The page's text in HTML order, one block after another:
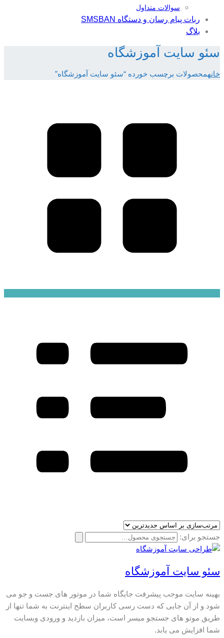
سوالات متداول
ربات پیام رسان و دستگاه SMSBAN
بلاگ
سئو سایت آموزشگاه
خانهمحصولات برچسب خورده “سئو سایت آموزشگاه”
جستجو برای:
سئو سایت آموزشگاه
بهینه سایت موجب پیشرفت جایگاه شما در موتور های جست و جو می
شود و از آن جایی که دست رسی کاربران سطح اینترنت به شما تنها از
طریق موتو های جستجو میسر است، میزان بازدید و ورودی وبسایت
شما افزایش می یابد.